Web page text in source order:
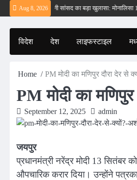
Skip
to
content
Aug 8, 2026
ईरान बड़वानी सांसद का बड़ा खुलासा: मोनालिसा 16
विदेश देश लाइफस्टाइल
Home PM मोदी का मणिपुर दौरा देर से
PM मोदी का
September 12, 2025 admin
जयपुर
प्रधानमंत्री नरेंद्र मोदी 13 सितंबर
औपचारिक करार दिया। उन्होंने